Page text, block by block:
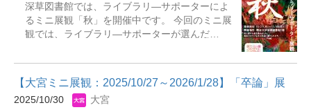
きわたる。』『〈ムムム〉は、庭先で両足を踏
ん張って空を見上げていた。』『出町柳駅の階
段を上がると、辺りは真っ暗だった。』『なん
乳を飲み終わった人から、紙パックを自分の番
号のケースに戻して席に着くよう...
書館ライブラリーアドバイザーの略で図書館で
１年業務経験を積んだ学生アシスタントスタッ
フの事です。ライブラリーアドバイザーは利用
り、新着本やＤＶＤ、おすすめ本等のコーナー
づくりを担当していたり幅広い業務を行ってい
ます。 展示期間：2025年12月1日（月）～2026
年1月28日（水）展示場所：瀬田図書館 本館1
深草図書館では、ライブラリ―サポーターによ
るミニ展観「秋」を開催中です。 今回のミニ展
観では、ライブラリ―サポーターが選んだ
るポップとともに展示しています。 今年は秋の
深まりが早く既に初冬の感もありますが、図書
館で秋にまつわる本を手に取って過行く秋の
日々をお楽しみください。 &nbsp; 展示期日：
【大宮ミニ展観：2025/10/27～2026/1/28】「卒論」展
2025/10/30 大宮